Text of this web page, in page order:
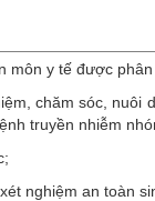
môn y tế được
chăm sóc,
truyền nhiễm
nghiệm an toàn